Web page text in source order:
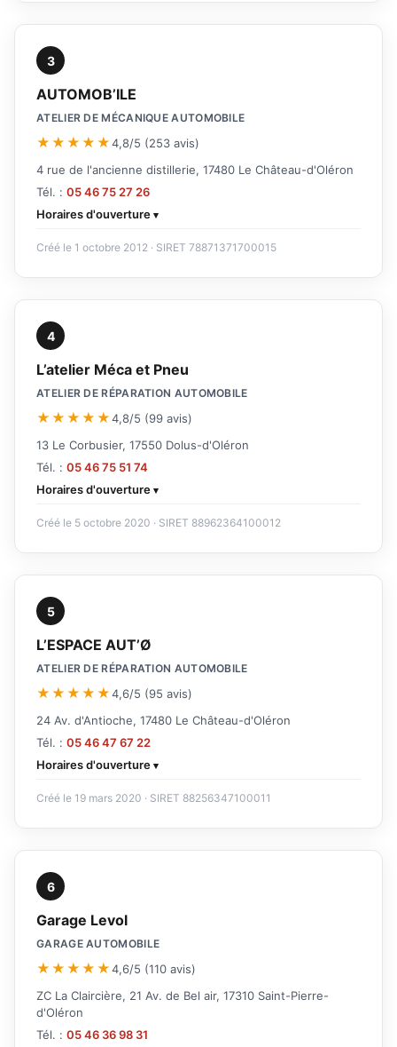
3
AUTOMOB’ILE
ATELIER DE MÉCANIQUE AUTOMOBILE
★★★★★4,8/5 (253 avis)
4 rue de l'ancienne distillerie, 17480 Le Château-d'Oléron
Tél. : 05 46 75 27 26
Horaires d'ouverture
Créé le 1 octobre 2012 · SIRET 78871371700015
4
L’atelier Méca et Pneu
ATELIER DE RÉPARATION AUTOMOBILE
★★★★★4,8/5 (99 avis)
13 Le Corbusier, 17550 Dolus-d'Oléron
Tél. : 05 46 75 51 74
Horaires d'ouverture
Créé le 5 octobre 2020 · SIRET 88962364100012
5
L’ESPACE AUT’Ø
ATELIER DE RÉPARATION AUTOMOBILE
★★★★★4,6/5 (95 avis)
24 Av. d'Antioche, 17480 Le Château-d'Oléron
Tél. : 05 46 47 67 22
Horaires d'ouverture
Créé le 19 mars 2020 · SIRET 88256347100011
6
Garage Levol
GARAGE AUTOMOBILE
★★★★★4,6/5 (110 avis)
ZC La Claircière, 21 Av. de Bel air, 17310 Saint-Pierre-
d'Oléron
Tél. : 05 46 36 98 31